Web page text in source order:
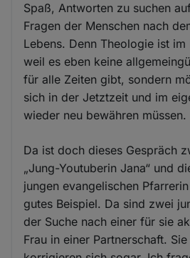
Spaß, Antworten zu suchen
Fragen der Menschen nach
Lebens. Denn Theologie ist im
weil es eben keine
für alle Zeiten gibt, sondern
sich in der Jetztzeit und im
wieder neu bewähren müssen.
Da ist doch dieses Gespräch
„Jung-Youtuberin Jana“ und
jungen evangelischen
gutes Beispiel. Da sind zwei
der Suche nach einer für sie
Frau in einer Partnerschaft.